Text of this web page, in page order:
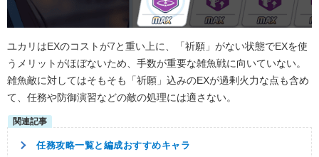
ユカリはEXのコストが7と重い上に、「祈願」がない状態でEXを使
うメリットがほぼないため、手数が重要な雑魚戦に向いていない。
雑魚敵に対してはそもそも「祈願」込みのEXが過剰火力な点も含め
て、任務や防御演習などの敵の処理には適さない。
任務攻略一覧と編成おすすめキャラ